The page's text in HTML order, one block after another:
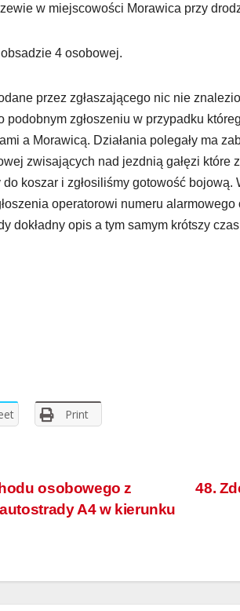
w miejscowości Morawica przy
4 osobowej.
przez zgłaszającego nic nie
podobnym zgłoszeniu w przypadku
a Morawicą. Działania polegały ma
zwisających nad jezdnią gałęzi które
koszar i zgłosiliśmy gotowość
operatorowi numeru
dokładny opis a tym samym krótszy
Print
48.
osobowego z
A4 w kierunku